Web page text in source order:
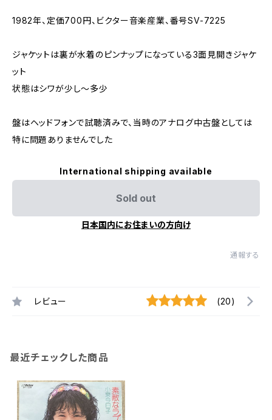
1982年、定価700円、ビクター音楽産業、番号SV-7225
ジャケットは裏が水着のピンナップになっている3面見開きジャケ
ット
状態はシワが少し～多少
盤はヘッドフォンで試聴済みで、当時のアナログ中古盤としては
特に問題ありませんでした
International shipping available
Sold out
日本国内にお住まいの方向け
通報する
レビュー (20)
最近チェックした商品